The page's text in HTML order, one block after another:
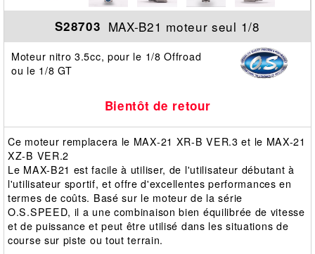
S28703 MAX-B21 moteur seul 1/8
Moteur nitro 3.5cc, pour le 1/8 Offroad
ou le 1/8 GT
Bientôt de retour
Ce moteur remplacera le MAX-21 XR-B VER.3 et le MAX-21
XZ-B VER.2
Le MAX-B21 est facile à utiliser, de l'utilisateur débutant à
l'utilisateur sportif, et offre d'excellentes performances en
termes de coûts. Basé sur le moteur de la série
O.S.SPEED, il a une combinaison bien équilibrée de vitesse
et de puissance et peut être utilisé dans les situations de
course sur piste ou tout terrain.